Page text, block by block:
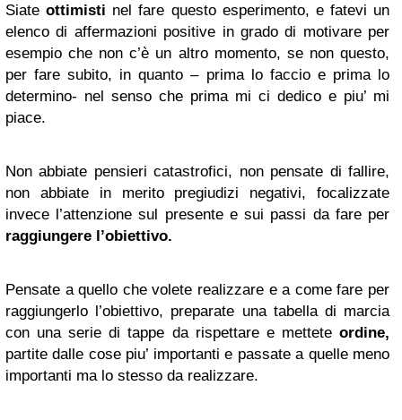
Siateottimisti nel fare questo esperimento, e fatevi un
elenco di affermazioni positive in grado di motivare per
esempio che non c’è un altro momento, se non questo,
per fare subito, in quanto – prima lo faccio e prima lo
determino- nel senso che prima mi ci dedico e piu’ mi
piace.
Non abbiate pensieri catastrofici, non pensate di fallire,
non abbiate in merito pregiudizi negativi, focalizzate
invece l’attenzione sul presente e sui passi da fare per
raggiungere l’obiettivo.
Pensate a quello che volete realizzare e a come fare per
raggiungerlo l’obiettivo, preparate una tabella di marcia
con una serie di tappe da rispettare e mettete ordine,
partite dalle cose piu’ importanti e passate a quelle meno
importanti ma lo stesso da realizzare.